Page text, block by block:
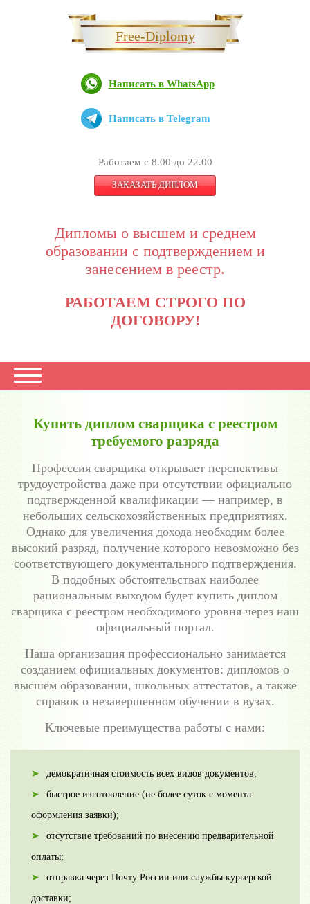
Free-Diplomy
Написать в WhatsApp
Написать в Telegram
Работаем с 8.00 до 22.00
ЗАКАЗАТЬ ДИПЛОМ
Дипломы о высшем и среднем
образовании с подтверждением и
занесением в реестр.
РАБОТАЕМ СТРОГО ПО
ДОГОВОРУ!
Купить диплом сварщика с реестром
требуемого разряда
Профессия сварщика открывает перспективы
трудоустройства даже при отсутствии официально
подтвержденной квалификации — например, в
небольших сельскохозяйственных предприятиях.
Однако для увеличения дохода необходим более
высокий разряд, получение которого невозможно без
соответствующего документального подтверждения.
В подобных обстоятельствах наиболее
рациональным выходом будет купить диплом
сварщика с реестром необходимого уровня через наш
официальный портал.
Наша организация профессионально занимается
созданием официальных документов: дипломов о
высшем образовании, школьных аттестатов, а также
справок о незавершенном обучении в вузах.
Ключевые преимущества работы с нами:
демократичная стоимость всех видов документов;
быстрое изготовление (не более суток с момента
оформления заявки);
отсутствие требований по внесению предварительной
оплаты;
отправка через Почту России или службы курьерской
доставки;